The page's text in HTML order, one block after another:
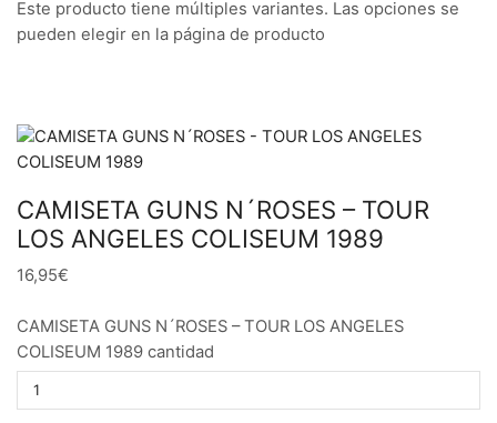
Este producto tiene múltiples variantes. Las opciones se
pueden elegir en la página de producto
CAMISETA GUNS N´ROSES – TOUR
LOS ANGELES COLISEUM 1989
16,95€
CAMISETA GUNS N´ROSES – TOUR LOS ANGELES
COLISEUM 1989 cantidad